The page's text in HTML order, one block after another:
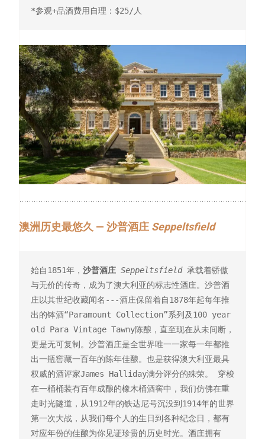
*参观+品酒费用自理：$25/人
澳洲历史最悠久 — 沙普酒庄 Seppeltsfield
始自1851年， 沙普酒庄 Seppeltsfield 承载着骄傲
与无价的传奇，成为了澳大利亚的标志性酒庄。沙普酒
庄以其世纪收藏闻名---酒庄保留着自1878年起每年推
出的钵酒“Paramount Collection”系列及100 year
old Para Vintage Tawny陈酿，直至现在从未间断，
更是无可复制。沙普酒庄是全世界唯一一家每一年都推
出一瓶窖藏一百年的陈年佳酿。也是获得澳大利亚最具
权威的酒评家James Halliday满分评分的殊荣。 穿梭
在一桶桶装有百年成酿的橡木桶酒窖中，我们仿佛在重
走时光隧道，从1912年的铁达尼号沉没到1914年的世界
第一次大战，从我们每个人的生日到各种纪念日，都有
对应年份的佳酿为你见证珍贵的历史时光。酒庄拥有